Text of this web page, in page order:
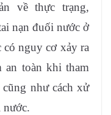
về thực trạng,
nạn đuối nước ở
có nguy cơ xảy ra
an toàn khi tham
như cách xử